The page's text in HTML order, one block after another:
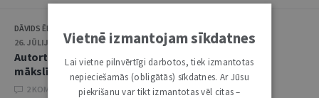
DĀVIDS ĒBERLIŅŠ
26. JŪLIJS 2026 • 08:00
Autortiesību subjekta un objekta juridiskie aspekti
mākslīgā intelekta kontekstā
2 KOMENTĀRI
Vietnē izmantojam sīkdatnes
Lai vietne pilnvērtīgi darbotos, tiek izmantotas
nepieciešamās (obligātās) sīkdatnes. Ar Jūsu
piekrišanu var tikt izmantotas vēl citas –